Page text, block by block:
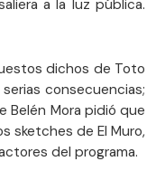
a la luz pública.
dichos de Toto
consecuencias;
Belén Mora pidió que
sketches de El Muro,
del programa.